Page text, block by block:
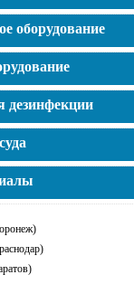
оборудование
дезинфекции